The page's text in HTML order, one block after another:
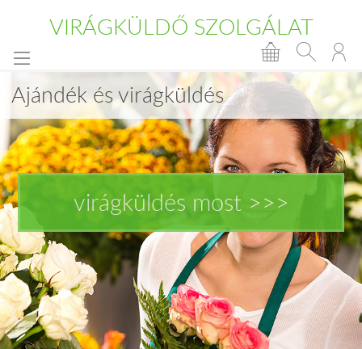
VIRÁGKÜLDŐ SZOLGÁLAT
Ajándék és virágküldés
virágküldés most >>>